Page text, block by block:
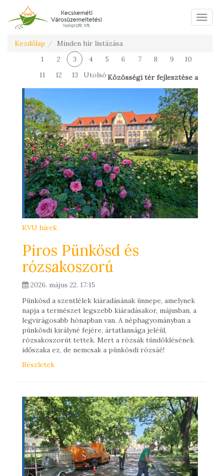
Menü
Kezdőlap
Minden hír listázása
1
2 3 4 5 6 7 8 9
10
11
12 13 Utolsó
KVU hírek
Piros Pünkösd és
rózsakoszorú
2026. május 22. 17:15
Pünkösd a szentlélek kiáradásának ünnepe, amelynek
napja a természet legszebb kiáradásakor, májusban, a
legvirágosabb hónapban van. A néphagyományban a
pünkösdi királyné fejére, ártatlansága jeléül,
rózsakoszorút tettek. Mert a rózsák tündöklésének
időszaka ez, de nemcsak a pünkösdi rózsáé!
Részletek
Közösségi tér fejlesztése a